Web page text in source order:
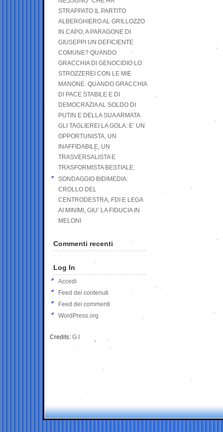
STRAPPATO IL PARTITO
ALBERGHIERO AL GRILLOZZO
IN CAPO, A PARAGONE DI
GIUSEPPI UN DEFICIENTE
COMUNE? QUANDO
GRACCHIA DI GENOCIDIO LO
STROZZEREI CON LE MIE
MANONE. QUANDO GRACCHIA
DI PACE STABILE E DI
DEMOCRAZIA AL SOLDO DI
PUTIN E DELLA SUA ARMATA
GLI TAGLIEREI LA GOLA: E’ UN
OPPORTUNISTA, UN
INAFFIDABILE, UN
TRASVERSALISTA E
TRASFORMISTA BESTIALE.
SONDAGGIO BIDIMEDIA:
CROLLO DEL
CENTRODESTRA, FDI E LEGA
AI MINIMI, GIU’ LA FIDUCIA IN
MELONI
Commenti recenti
Log In
Accedi
Feed dei contenuti
Feed dei commenti
WordPress.org
Credits: G.I